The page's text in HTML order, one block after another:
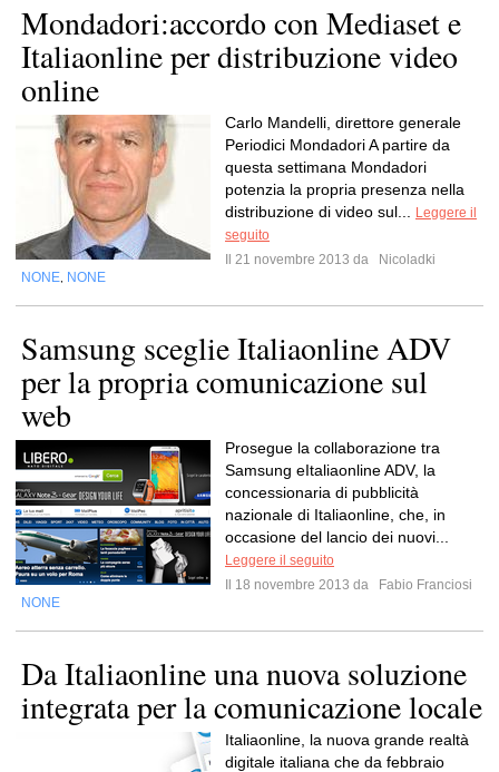
Mondadori:accordo con Mediaset e
Italiaonline per distribuzione video
online
Carlo Mandelli, direttore generale
Periodici Mondadori A partire da
questa settimana Mondadori
potenzia la propria presenza nella
distribuzione di video sul...
Leggere il
seguito
Il 21 novembre 2013 da
Nicoladki
NONE NONE
Samsung sceglie Italiaonline ADV
per la propria comunicazione sul
web
Prosegue la collaborazione tra
Samsung eItaliaonline ADV, la
concessionaria di pubblicità
nazionale di Italiaonline, che, in
occasione del lancio dei nuovi...
Leggere il seguito
Il 18 novembre 2013 da
Fabio Franciosi
NONE
Da Italiaonline una nuova soluzione
integrata per la comunicazione locale
Italiaonline, la nuova grande realtà
digitale italiana che da febbraio